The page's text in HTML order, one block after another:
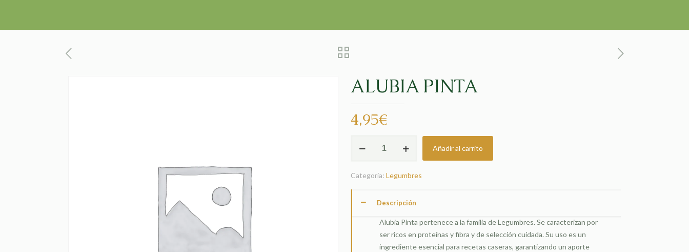
ALUBIA PINTA
4,95€
Añadir al carrito
Categoría: Legumbres
Descripción
Alubia Pinta pertenece a la familia de Legumbres. Se caracterizan por
ser ricos en proteínas y fibra y de selección cuidada. Su uso es un
ingrediente esencial para recetas caseras, garantizando un aporte